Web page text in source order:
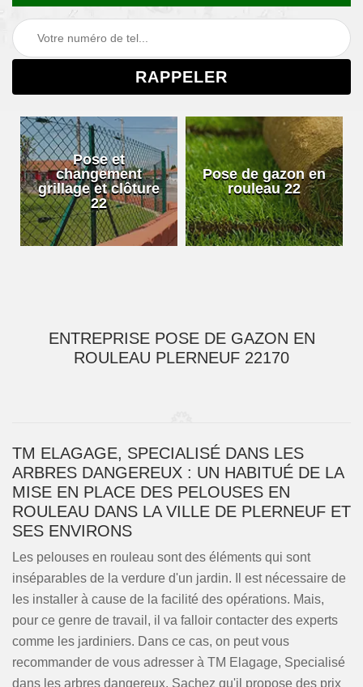
Pose et
changement
grillage et clôture
22
Pose de gazon en
rouleau 22
ENTREPRISE POSE DE GAZON EN
ROULEAU PLERNEUF 22170
TM ELAGAGE, SPECIALISÉ DANS LES
ARBRES DANGEREUX : UN HABITUÉ DE LA
MISE EN PLACE DES PELOUSES EN
ROULEAU DANS LA VILLE DE PLERNEUF ET
SES ENVIRONS
Les pelouses en rouleau sont des éléments qui sont
inséparables de la verdure d'un jardin. Il est nécessaire de
les installer à cause de la facilité des opérations. Mais,
pour ce genre de travail, il va falloir contacter des experts
comme les jardiniers. Dans ce cas, on peut vous
recommander de vous adresser à TM Elagage, Specialisé
dans les arbres dangereux. Sachez qu'il propose des prix